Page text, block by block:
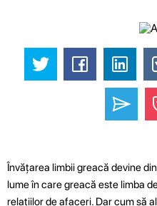
Învățarea limbii greacă devine
lume în care greacă este limba
relațiilor de afaceri. Dar cum să